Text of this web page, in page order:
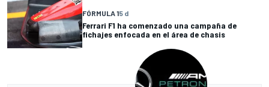
FÓRMULA 15 d
Ferrari F1 ha comenzado una campaña de
fichajes enfocada en el área de chasis